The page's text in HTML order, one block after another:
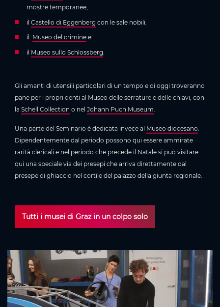
mostre temporanee,
il Castello di Eggenberg con le sale nobili,
il Museo del crimine e
il Museo sullo Schlossberg
Gli amanti di utensili particolari di un tempo e di oggi troveranno
pane per i propri denti al Museo delle serrature e delle chiavi, con
la Schell Collection o nel Johann Puch Museum.
Una parte del Seminario è dedicata invece al Museo diocesano
Dipendentemente dal periodo possono qui essere ammirate
rarità clericali e nel periodo che precede il Natale si può visitare
qui una speciale via dei presepi che arriva direttamente dal
presepe di ghiaccio nel cortile del palazzo della giunta regionale.
Tutti i musei di Graz in un colpo solo